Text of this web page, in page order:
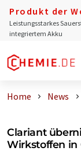
Produkt der
Leistungsstarkes
integriertem Akku
Home News
Clariant
Wirkstoffen in